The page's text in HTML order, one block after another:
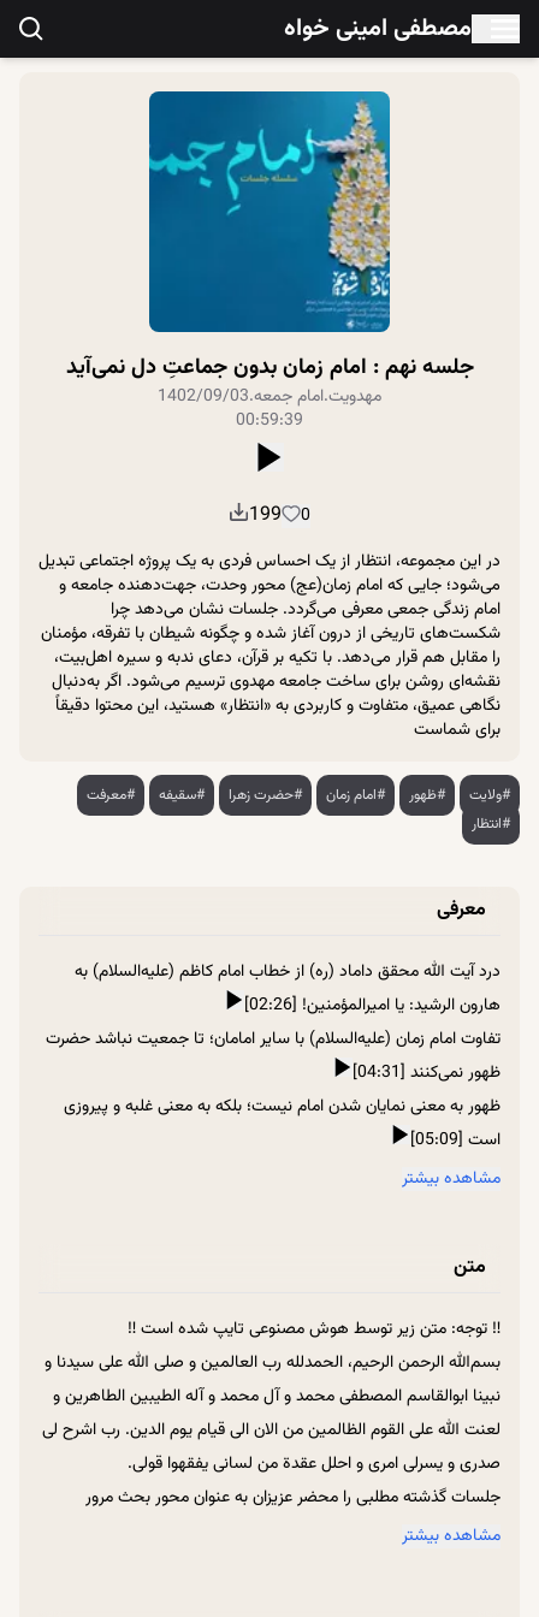
مصطفی امینی خواه
جلسه نهم : امام زمان بدون جماعتِ دل نمی‌آید
مهدویت.امام جمعه.
1402/09/03
00:59:39
0
199
در این مجموعه، انتظار از یک احساس فردی به یک پروژه اجتماعی تبدیل
می‌شود؛ جایی که امام زمان(عج) محور وحدت، جهت‌دهنده جامعه و
امام زندگی جمعی معرفی می‌گردد. جلسات نشان می‌دهد چرا
شکست‌های تاریخی از درون آغاز شده و چگونه شیطان با تفرقه، مؤمنان
را مقابل هم قرار می‌دهد. با تکیه بر قرآن، دعای ندبه و سیره اهل‌بیت،
نقشه‌ای روشن برای ساخت جامعه مهدوی ترسیم می‌شود. اگر به‌دنبال
نگاهی عمیق، متفاوت و کاربردی به «انتظار» هستید، این محتوا دقیقاً
برای شماست
#ولایت #ظهور #امام زمان #حضرت زهرا #سقیفه
#معرفت
#انتظار
معرفی
درد آیت الله محقق داماد (ره) از خطاب امام کاظم (علیه‌السلام) به
هارون الرشید: یا امیرالمؤمنین! [02:26]
تفاوت امام زمان (علیه‌السلام) با سایر امامان؛ تا جمعیت نباشد حضرت
ظهور نمی‌کنند [04:31]
ظهور به معنی نمایان شدن امام نیست؛ بلکه به معنی غلبه و پیروزی
است [05:09]
اویس قرنی؛ صحابی که جسمش کنار پیامبر (صل‌الله‌علیه‌وآله) نبود، اما
هستی برو داخل تنور! [13:49]
اضطرارِ عجیب امام سجاد (علیه‌السلام) از مشاهده گرفتاری شیعیان؛
نان خشکی که برکت یافت [21:02]
تأثّر آیت الله بهجت (ره) از شنیدن گرفتاری مردم [29:56]
امیرالمؤمنین (علیه‌السلام): ما به خاطر مریضی شما مریض می‌شویم!
[31:32]
اجتماع واقعی قلوب چگونه است؟ [35:27]
مشاهده بیشتر
متن
‼ توجه: متن زیر توسط هوش مصنوعی تایپ شده است ‼
بسم‌الله الرحمن الرحیم، الحمدلله رب العالمین و صلی الله علی سیدنا و
نبینا ابوالقاسم المصطفی محمد و آل محمد و آله الطیبین الطاهرین و
لعنت الله علی القوم الظالمین من الان الی قیام یوم الدین. رب اشرح لی
صدری و یسرلی امری و احلل عقدة من لسانی یفقهوا قولی.
جلسات گذشته مطلبی را محضر عزیزان به عنوان محور بحث مرور
می‌کردیم. آن نکته این بود که امام زمان (ارواحنا فداه) امام جمعه است،
مشاهده بیشتر